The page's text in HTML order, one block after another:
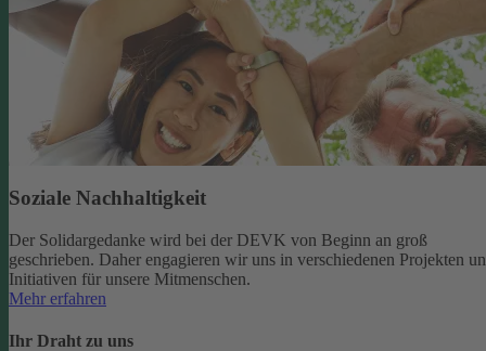
Soziale Nachhaltigkeit
Der Solidargedanke wird bei der DEVK von Beginn an groß
geschrieben. Daher engagieren wir uns in verschiedenen Projekten
Initiativen für unsere Mitmenschen.
Mehr erfahren
Ihr Draht zu uns